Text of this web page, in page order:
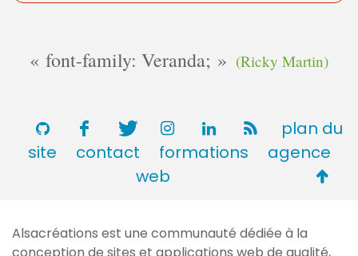
font-family: Veranda; (Ricky Martin)
plan du
site
contact formations
agence
web
de
Alsacréations est une communauté dédiée à la